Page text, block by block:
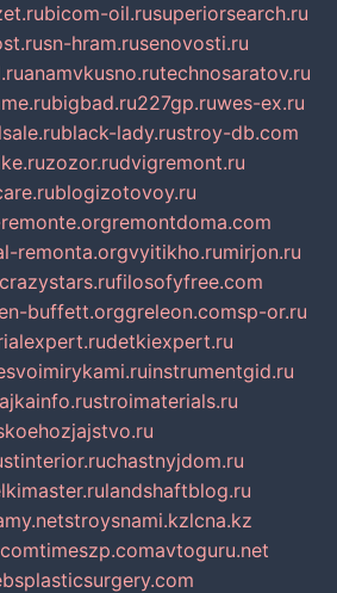
bicom-oil.rusuperiorsearch.ru
sn-hram.rusenovosti.ru
anamvkusno.rutechnosaratov.ru
bigbad.ru227gp.ruwes-ex.ru
black-lady.rustroy-db.com
zozor.rudvigremont.ru
blogizotovoy.ru
remontdoma.com
remonta.orgvyitikho.rumirjon.ru
filosofyfree.com
buffett.orggreleon.comsp-or.ru
detkiexpert.ru
instrumentgid.ru
stroimaterials.ru
chastnyjdom.ru
landshaftblog.ru
stroysnami.kzlcna.kz
timeszp.comavtoguru.net